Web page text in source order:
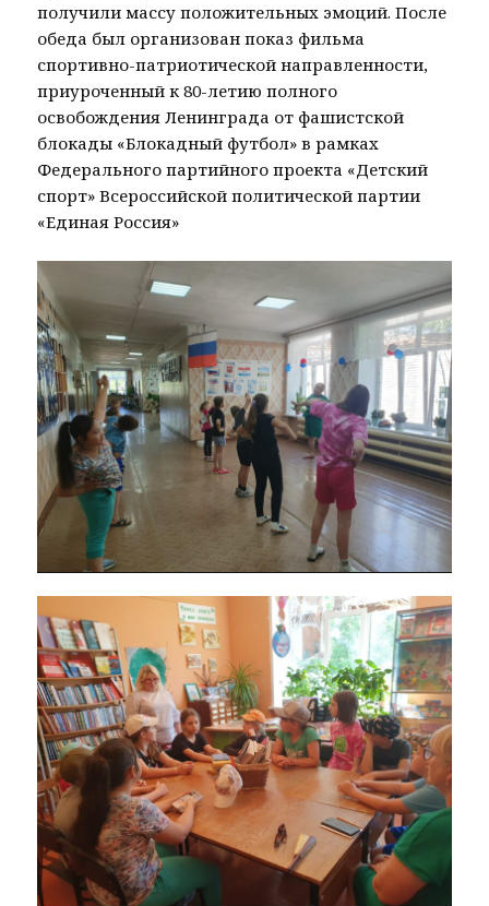
получили массу положительных эмоций. После
обеда был организован показ фильма
спортивно-патриотической направленности,
приуроченный к 80-летию полного
освобождения Ленинграда от фашистской
блокады «Блокадный футбол» в рамках
Федерального партийного проекта «Детский
спорт» Всероссийской политической партии
«Единая Россия»